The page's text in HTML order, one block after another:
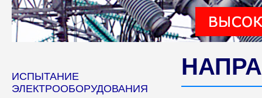
ИСПЫТАНИЕ
ЭЛЕКТРООБОРУДОВАНИЯ